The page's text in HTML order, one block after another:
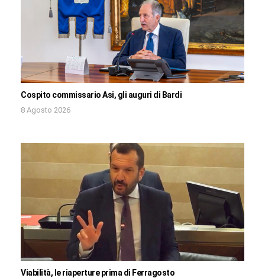
Cospito commissario Asi, gli auguri di Bardi
8 Agosto 2026
Viabilità, le riaperture prima di Ferragosto